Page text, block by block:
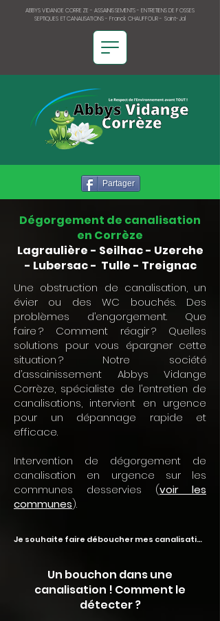
ABBYS VIDANGE CORREZE - ASSAINISSEMENTS - ENTRETIENS DE FOSSES
SEPTIQUES ET CANALISATIONS - Franck CHAUFFOUR - Saint-Jal
Partager
Dégorgement de canalisation
en Corrèze
Lagraulière - Seilhac- Uzerche
- Lubersac- Tulle - Treignac
Une obstruction de canalisation, un
évier ou des WC bouchés. Des
problèmes d’engorgement. Que
faire ? Comment réagir ? Quelles
solutions pour vous épargner cette
situation ? Notre société
d’assainissement Abbys Vidange
Corrèze, spécialiste de l’entretien de
canalisations, intervient en urgence
pour un dépannage rapide et
efficace.
Intervention de dégorgement de
canalisation en urgence sur les
communes desservies (voir les
communes).
Je souhaite faire déboucher mes canalisations
Un bouchon dans une
canalisation ! Comment le
détecter ?